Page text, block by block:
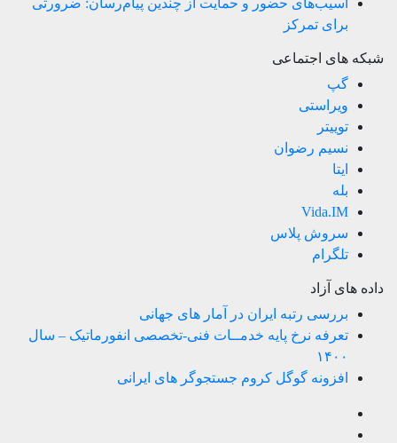
برای تمرکز
شبکه های اجتماعی
گپ
ویراستی
توییتر
نسیم رضوان
ایتا
بله
Vida.IM
سروش پلاس
تلگرام
داده های آزاد
بررسی رتبه ایران در آمار های جهانی
تعرفه نرخ پایه خدمــات فنی-تخصصی انفورماتیک – سال
۱۴۰۰
افزونه گوگل کروم جستجوگر های ایرانی